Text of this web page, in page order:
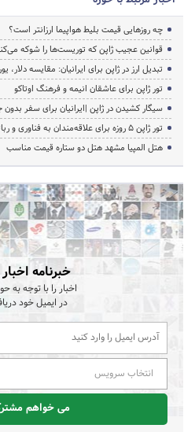
چه روزهایی قیمت بلیط هواپیما ارزانتر است؟
قوانین عجیب ژاپن که توریست‌ها را شوکه
تبدیل ارز در ژاپن برای ایرانیان: مقایسه
تور ژاپن برای عاشقان انیمه و فرهنگ اوتاکو
سیگار کشیدن در ژاپن |ایرانیان برای سفر بدون
تور ژاپن ۵ روزه برای علاقه‌مندان به فناوری و رباتیک
هتل المپیا مشهد هتل دو ستاره قیمت مناسب
خبرنامه
اخبار را با توجه به
در ایمیل خود
انتخاب سرویس
می خواهم